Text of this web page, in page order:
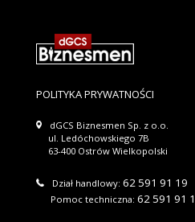
POLITYKA PRYWATNOŚCI
dGCS Biznesmen Sp. z o.o.
ul. Ledóchowskiego 7B
63-400 Ostrów Wielkopolski
Dział handlowy: 62 591 91 19
Pomoc techniczna:62 591 91